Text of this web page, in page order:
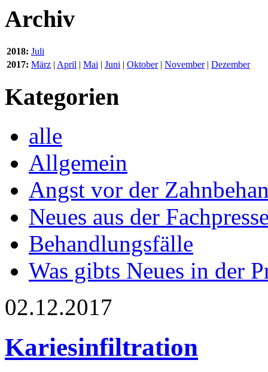
Archiv
2018: Juli
2017: März | April | Mai | Juni | Oktober| November| Dezember
Kategorien
alle
Allgemein
Angst vor der
Neues aus der
Behandlungsfälle
Was gibts Neues in der
02.12.2017
Kariesinfiltration